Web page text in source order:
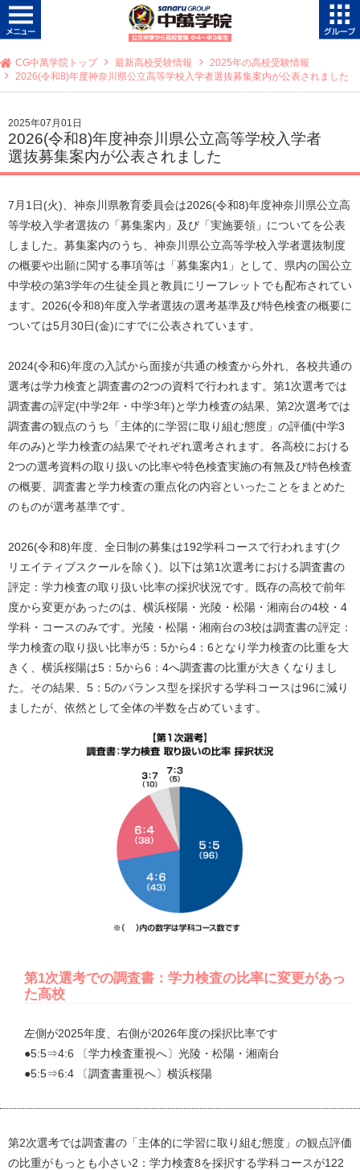
CG中萬学院トップ 最新高校受験情報
2025年の高校受験情報
2026(令和8)年度神奈川県公立高等学校入学者選抜募集案内が公表されました
2025年07月01日
2026(令和8)年度神奈川県公立高等学校入学者
選抜募集案内が公表されました
7月1日(火)、神奈川県教育委員会は2026(令和8)年度神奈川県公立高
等学校入学者選抜の「募集案内」及び「実施要領」についてを公表
しました。募集案内のうち、神奈川県公立高等学校入学者選抜制度
の概要や出願に関する事項等は「募集案内1」として、県内の国公立
中学校の第3学年の生徒全員と教員にリーフレットでも配布されてい
ます。2026(令和8)年度入学者選抜の選考基準及び特色検査の概要に
ついては5月30日(金)にすでに公表されています。
2024(令和6)年度の入試から面接が共通の検査から外れ、各校共通の
選考は学力検査と調査書の2つの資料で行われます。第1次選考では
調査書の評定(中学2年・中学3年)と学力検査の結果、第2次選考では
調査書の観点のうち「主体的に学習に取り組む態度」の評価(中学3
年のみ)と学力検査の結果でそれぞれ選考されます。各高校における
2つの選考資料の取り扱いの比率や特色検査実施の有無及び特色検査
の概要、調査書と学力検査の重点化の内容といったことをまとめた
のものが選考基準です。
2026(令和8)年度、全日制の募集は192学科コースで行われます(ク
リエイティブスクールを除く)。以下は第1次選考における調査書の
評定：学力検査の取り扱い比率の採択状況です。既存の高校で前年
度から変更があったのは、横浜桜陽・光陵・松陽・湘南台の4校・4
学科・コースのみです。光陵・松陽・湘南台の3校は調査書の評定：
学力検査の取り扱い比率が5：5から4：6となり学力検査の比重を大
きく、横浜桜陽は5：5から6：4へ調査書の比重が大きくなりまし
た。その結果、5：5のバランス型を採択する学科コースは96に減り
ましたが、依然として全体の半数を占めています。
第1次選考での調査書：学力検査の比率に変更があっ
た高校
左側が2025年度、右側が2026年度の採択比率です
●5:5⇒4:6 〔学力検査重視へ〕光陵・松陽・湘南台
●5:5⇒6:4 〔調査書重視へ〕横浜桜陽
第2次選考では調査書の「主体的に学習に取り組む態度」の観点評価
の比重がもっとも小さい2：学力検査8を採択する学科コースが122